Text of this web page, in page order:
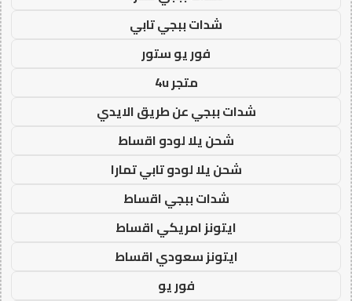
شدات ببجي تابي
فور يو ستور
متجر 4u
شدات ببجي عن طريق الايدي
شحن يلا لودو اقساط
شحن يلا لودو تابي تمارا
شدات ببجي اقساط
ايتونز امريكي اقساط
ايتونز سعودي اقساط
فور يو